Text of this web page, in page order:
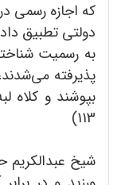
که اجازه رسمی
دولتی تطبیق
به رسمیت
پذیرفته
113)
شیخ عبدالکریم